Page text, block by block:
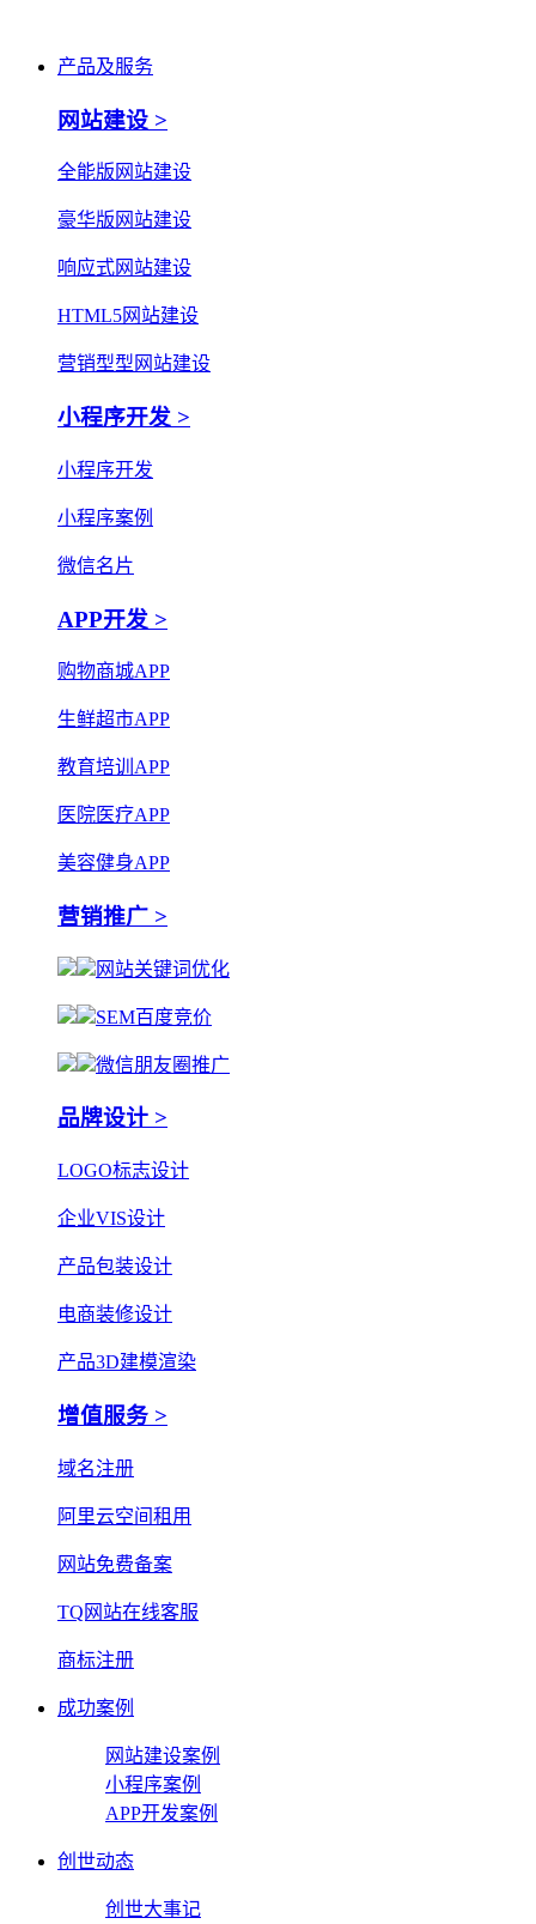
产品及服务
网站建设 >
全能版网站建设
豪华版网站建设
响应式网站建设
HTML5网站建设
营销型型网站建设
小程序开发 >
小程序开发
小程序案例
微信名片
APP开发 >
购物商城APP
生鲜超市APP
教育培训APP
医院医疗APP
美容健身APP
营销推广 >
网站关键词优化
SEM百度竞价
微信朋友圈推广
品牌设计 >
LOGO标志设计
企业VIS设计
产品包装设计
电商装修设计
产品3D建模渲染
增值服务 >
域名注册
阿里云空间租用
网站免费备案
TQ网站在线客服
商标注册
成功案例
网站建设案例
小程序案例
APP开发案例
创世动态
创世大事记